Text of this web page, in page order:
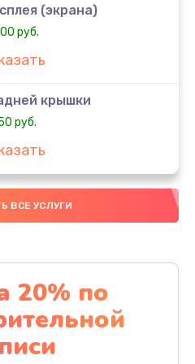
(экрана)
руб.
крышки
руб.
руб.
платы
руб.
ВСЕ УСЛУГИ
20% по